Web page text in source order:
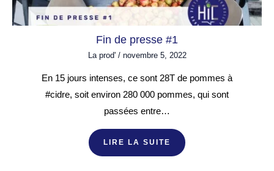
Fin de presse #1
La prod'/ novembre 5, 2022
En 15 jours intenses, ce sont 28T de pommes à
#cidre, soit environ 280 000 pommes, qui sont
passées entre…
LIRE LA SUITE